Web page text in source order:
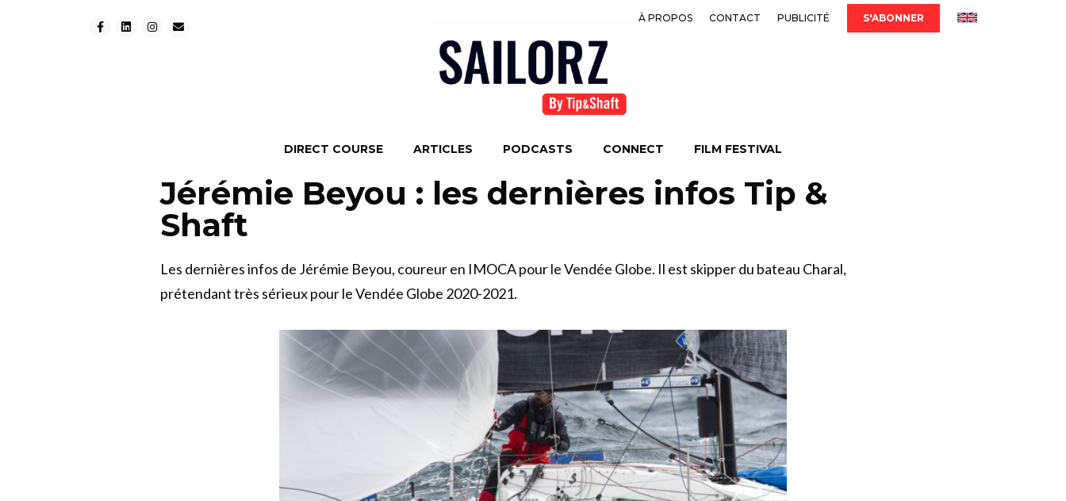
À PROPOS CONTACT PUBLICITÉ S'ABONNER
DIRECT COURSE ARTICLES PODCASTS CONNECT FILM FESTIVAL
Jérémie Beyou : les dernières infos Tip &
Shaft
Les dernières infos de Jérémie Beyou, coureur en IMOCA pour le Vendée Globe. Il est skipper du bateau Charal,
prétendant très sérieux pour le Vendée Globe 2020-2021.